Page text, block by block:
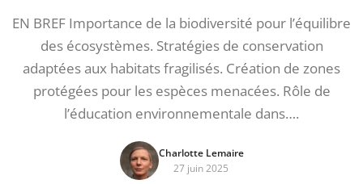
EN BREF Importance de la biodiversité pour l’équilibre
des écosystèmes. Stratégies de conservation
adaptées aux habitats fragilisés. Création de zones
protégées pour les espèces menacées. Rôle de
l’éducation environnementale dans….
Charlotte Lemaire
27 juin 2025